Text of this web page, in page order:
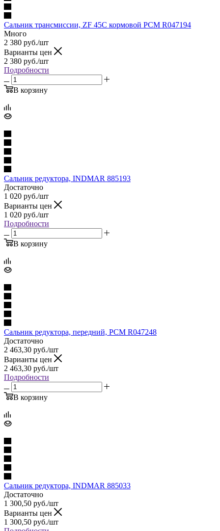
Сальник трансмиссии, ZF 45C кормовой PCM R047194
Много
2 380 руб./шт
Варианты цен
2 380 руб./шт
Подробности
В корзину
Сальник редуктора, INDMAR 885193
Достаточно
1 020 руб./шт
Варианты цен
1 020 руб./шт
Подробности
В корзину
Сальник редуктора, передний, PCM R047248
Достаточно
2 463,30 руб./шт
Варианты цен
2 463,30 руб./шт
Подробности
В корзину
Сальник редуктора, INDMAR 885033
Достаточно
1 300,50 руб./шт
Варианты цен
1 300,50 руб./шт